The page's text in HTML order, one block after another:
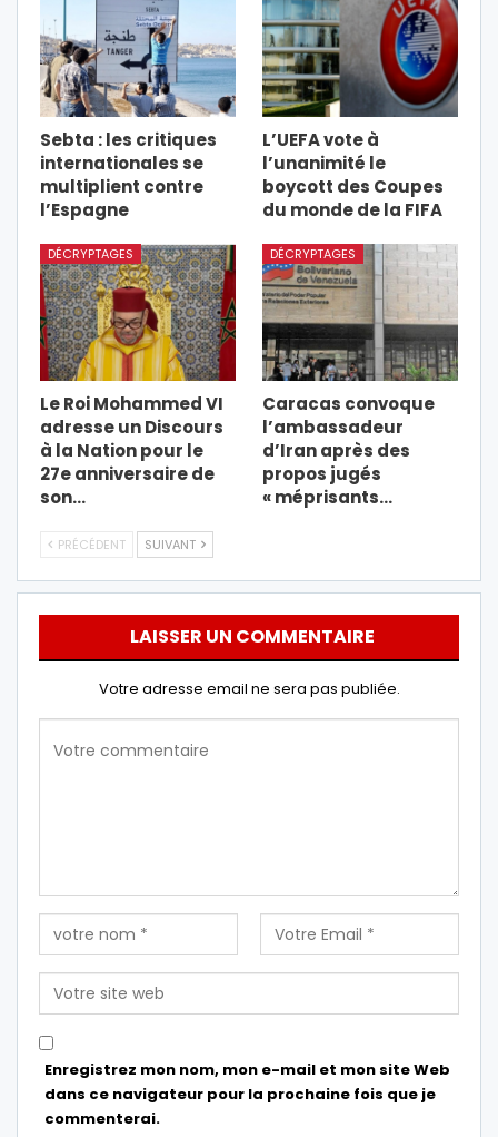
Sebta : les critiques
internationales se
multiplient contre
l’Espagne
L’UEFA vote à
l’unanimité le
boycott des Coupes
du monde de la FIFA
DÉCRYPTAGES
Le Roi Mohammed VI
adresse un Discours
à la Nation pour le
27e anniversaire de
son…
DÉCRYPTAGES
Caracas convoque
l’ambassadeur
d’Iran après des
propos jugés
« méprisants…
PRÉCÉDENT SUIVANT
LAISSER UN COMMENTAIRE
Votre adresse email ne sera pas publiée.
Enregistrez mon nom, mon e-mail et mon site Web
dans ce navigateur pour la prochaine fois que je
commenterai.